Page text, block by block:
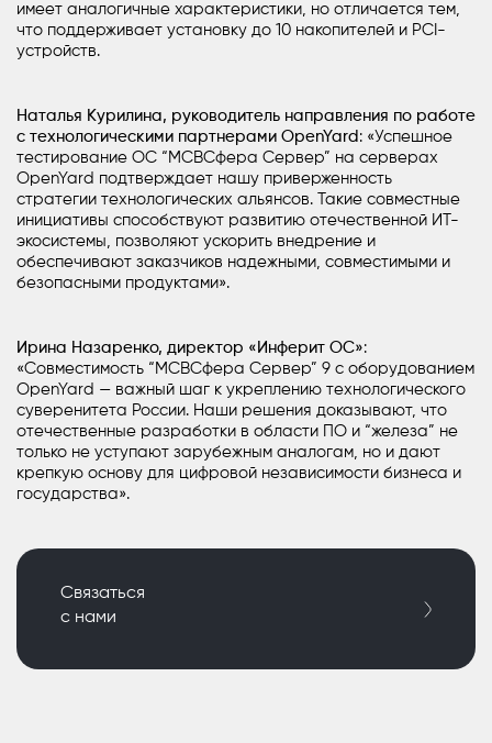
имеет аналогичные характеристики, но отличается тем,
что поддерживает установку до 10 накопителей и PCI-
устройств.
Наталья Курилина, руководитель направления по работе
с технологическими партнерами OpenYard : «Успешное
тестирование ОС “МСВСфера Сервер” на серверах
OpenYard подтверждает нашу приверженность
стратегии технологических альянсов. Такие совместные
инициативы способствуют развитию отечественной ИТ-
экосистемы, позволяют ускорить внедрение и
обеспечивают заказчиков надежными, совместимыми и
безопасными продуктами».
Ирина Назаренко, директор «Инферит ОС»:
«Совместимость “МСВСфера Сервер” 9 с оборудованием
OpenYard — важный шаг к укреплению технологического
суверенитета России. Наши решения доказывают, что
отечественные разработки в области ПО и “железа” не
только не уступают зарубежным аналогам, но и дают
крепкую основу для цифровой независимости бизнеса и
государства».
Связаться
с нами